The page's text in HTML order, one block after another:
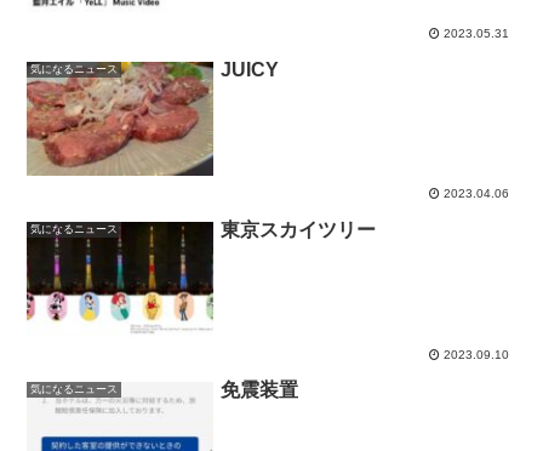
2023.05.31
気になるニュース JUICY
2023.04.06
気になるニュース 東京スカイツリー
2023.09.10
気になるニュース 免震装置